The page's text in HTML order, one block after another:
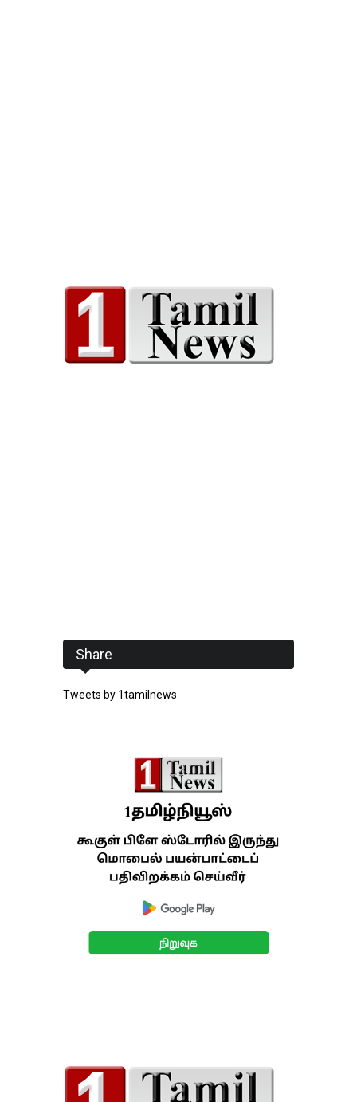
Share
Tweets by 1tamilnews